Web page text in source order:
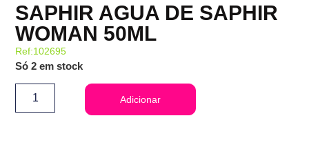
SAPHIR AGUA DE SAPHIR
WOMAN 50ML
Ref:102695
Só 2 em stock
Adicionar